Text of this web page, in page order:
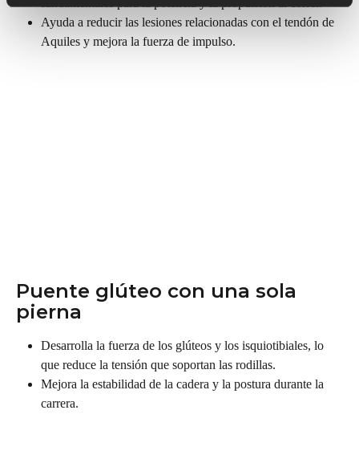
Ayuda a reducir las lesiones relacionadas con el tendón de
Aquiles y mejora la fuerza de impulso.
Puente glúteo con una sola
pierna
Desarrolla la fuerza de los glúteos y los isquiotibiales, lo
que reduce la tensión que soportan las rodillas.
Mejora la estabilidad de la cadera y la postura durante la
carrera.